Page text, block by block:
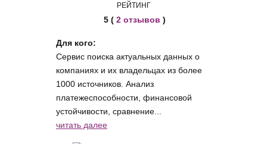
РЕЙТИНГ
5 ( 2 отзывов )
Для кого:
Сервис поиска актуальных данных о
компаниях и их владельцах из более
1000 источников. Анализ
платежеспособности, финансовой
устойчивости, сравнение...
читать далее